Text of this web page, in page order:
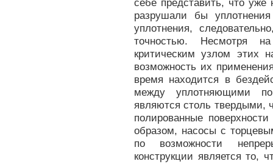
себе представить, что уже
разрушали бы
уплотнения,
точностью. Несмотря
критическим узлом этих
возможность их
время находится в
между уплотняющими
являются столь твердыми,
полированные
образом, насосы с
по возможности
конструкции является то,